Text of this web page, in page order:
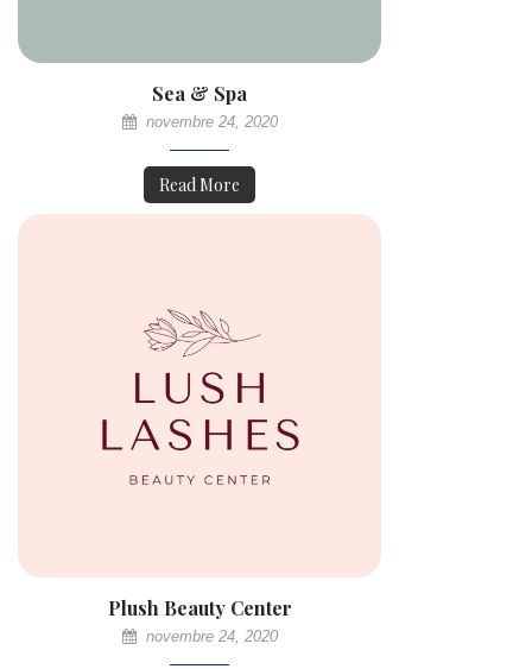
Sea & Spa
novembre 24, 2020
Read More
Plush Beauty Center
novembre 24, 2020